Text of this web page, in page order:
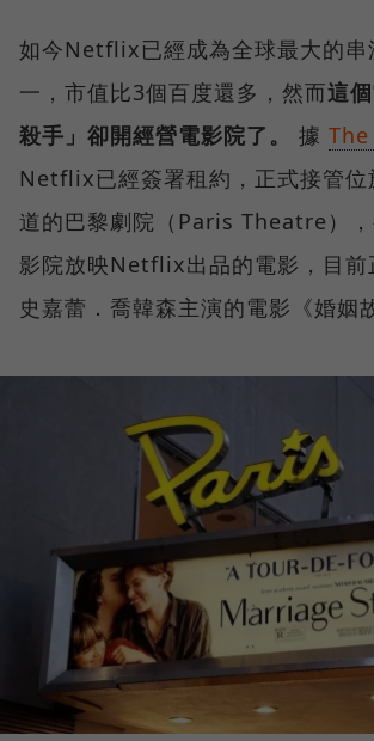
如今Netflix已經成為全球最大的串
一，市值比3個百度還多，然而這
殺手」卻開經營電影院了。
據
Netflix已經簽署租約，正式接管位
道的巴黎劇院（Paris Theatre）
影院放映Netflix出品的電影，目前
史嘉蕾．喬韓森主演的電影《婚姻